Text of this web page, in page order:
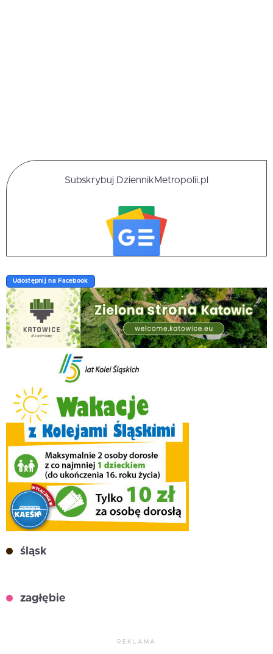
Subskrybuj DziennikMetropolii.pl
Udostępnij na Facebook
śląsk
zagłębie
REKLAMA